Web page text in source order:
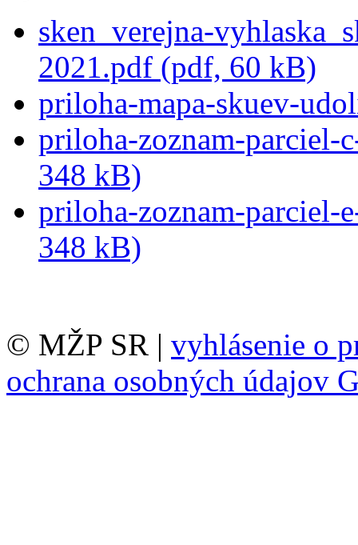
sken_verejna-
2021.pdf (pdf, 60 kB)
priloha-mapa-skuev-
priloha-zoznam-
348 kB)
priloha-zoznam-parciel-
348 kB)
© MŽP SR | vyhlásenie o
ochrana osobných údajov